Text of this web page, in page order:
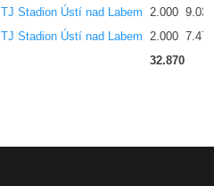
TJ Stadion Ústí nad Labem 2.000 9.030
TJ Stadion Ústí nad Labem 2.000 7.470
32.870